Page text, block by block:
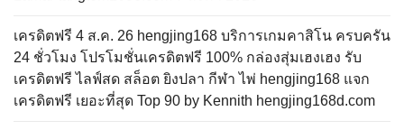
เครดิตฟรี 4 ส.ค. 26 hengjing168 บริการเกมคาสิโน ครบครัน
24 ชั่วโมง โปรโมชั่นเครดิตฟรี 100% กล่องสุ่มเฮงเฮง รับ
เครดิตฟรี ไลฟ์สด สล็อต ยิงปลา กีฬา ไพ่ hengjing168 แจก
เครดิตฟรี เยอะที่สุด Top 90 by Kennith hengjing168d.com